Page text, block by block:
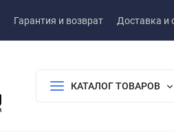
Гарантия и возврат Доставка и
КАТАЛОГ ТОВАРОВ